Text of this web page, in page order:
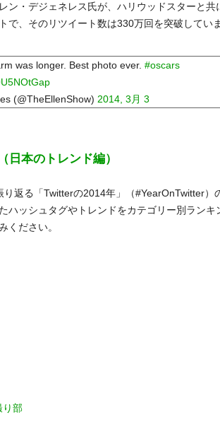
ン・デジェネレス氏が、ハリウッドスターと共
で、そのリツイート数は330万回を突破していま
was longer. Best photo ever. #oscars
(@TheEllenShow) 2014, 3月 3
日本のトレンド編）
り返る「Twitterの2014年」（#YearOnTwitter）
ハッシュタグやトレンドをカテゴリー別ランキ
ください。
り部